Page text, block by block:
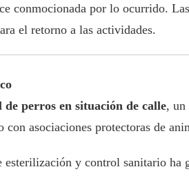
conmocionada por lo ocurrido.
el retorno a las actividades.
de perros en situación de calle, un
con asociaciones protectoras de
esterilización y control sanitario ha